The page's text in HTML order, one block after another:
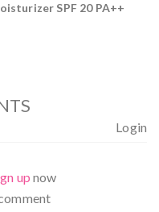
SPF 20 PA++
Login
up now